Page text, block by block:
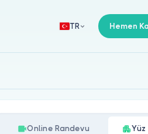
TR Hemen
Online Randevu Yüz